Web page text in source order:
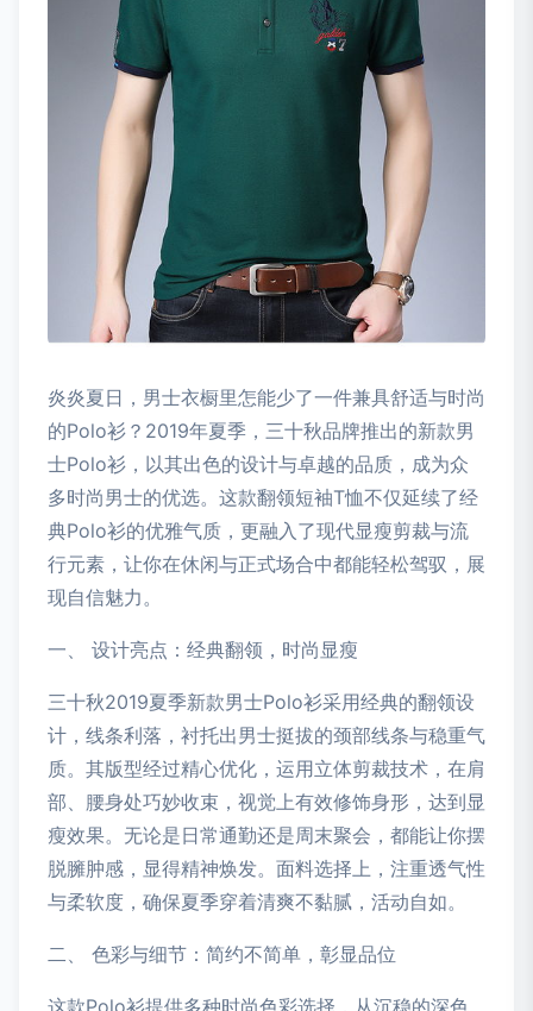
炎炎夏日，男士衣橱里怎能少了一件兼具舒适与时尚
的Polo衫？2019年夏季，三十秋品牌推出的新款男
士Polo衫，以其出色的设计与卓越的品质，成为众
多时尚男士的优选。这款翻领短袖T恤不仅延续了经
典Polo衫的优雅气质，更融入了现代显瘦剪裁与流
行元素，让你在休闲与正式场合中都能轻松驾驭，展
现自信魅力。
一、 设计亮点：经典翻领，时尚显瘦
三十秋2019夏季新款男士Polo衫采用经典的翻领设
计，线条利落，衬托出男士挺拔的颈部线条与稳重气
质。其版型经过精心优化，运用立体剪裁技术，在肩
部、腰身处巧妙收束，视觉上有效修饰身形，达到显
瘦效果。无论是日常通勤还是周末聚会，都能让你摆
脱臃肿感，显得精神焕发。面料选择上，注重透气性
与柔软度，确保夏季穿着清爽不黏腻，活动自如。
二、 色彩与细节：简约不简单，彰显品位
这款Polo衫提供多种时尚色彩选择，从沉稳的深色